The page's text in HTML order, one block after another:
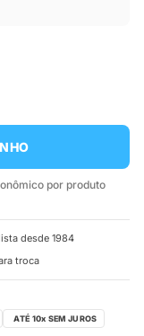
por produto
desde 1984
troca